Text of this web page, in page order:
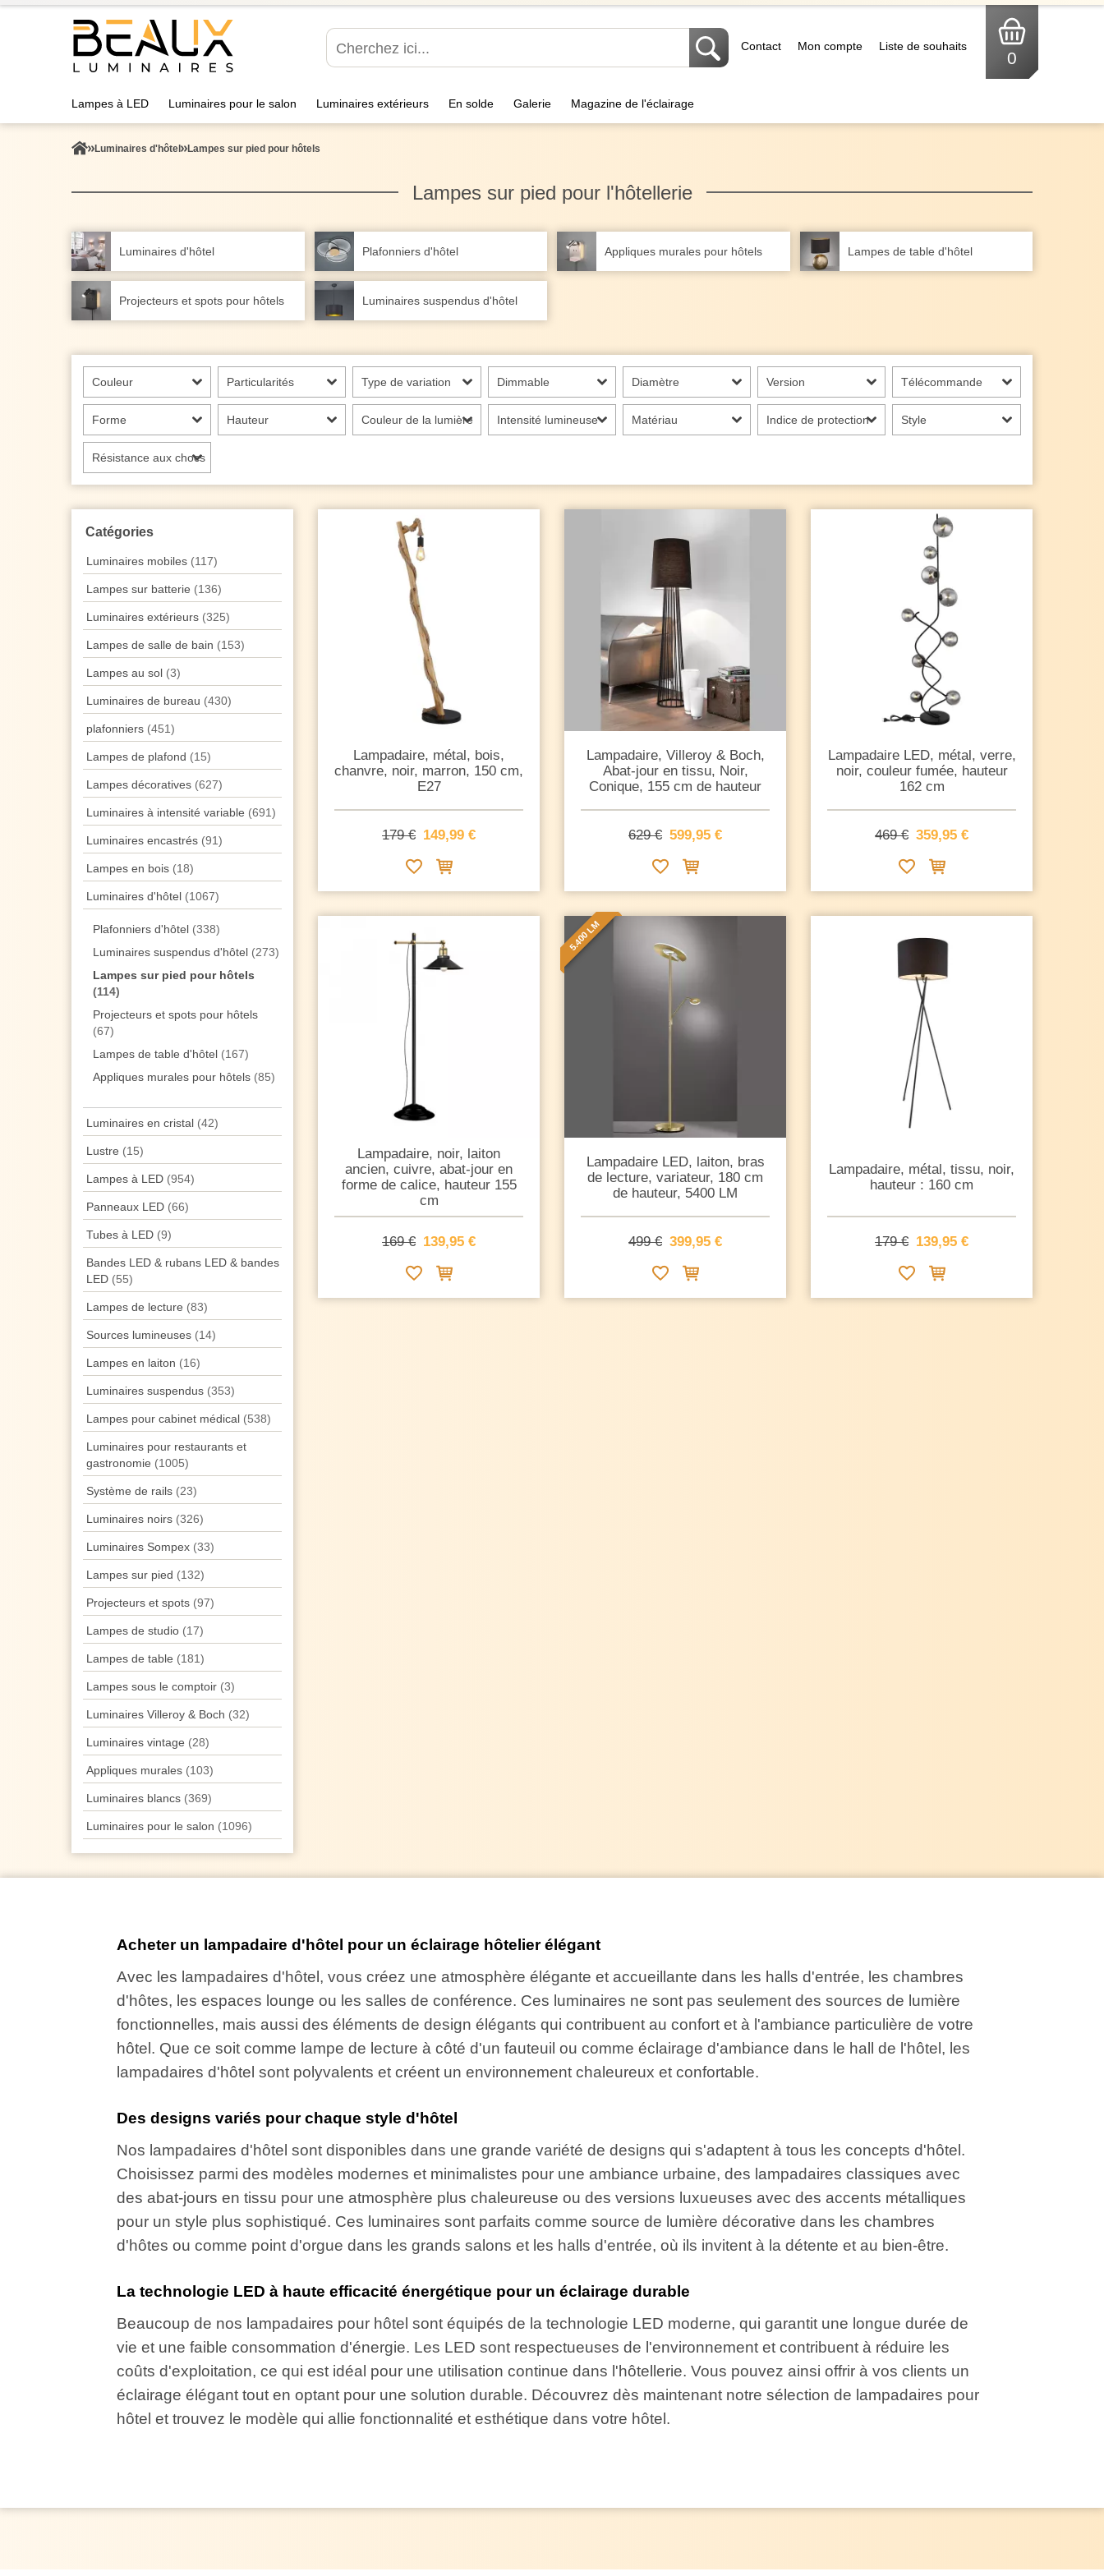
Contact Mon compte Liste de souhaits
0
Lampes à LED Luminaires pour le salon Luminaires extérieurs En solde Galerie Magazine de l'éclairage
Luminaires d'hôtel Lampes sur pied pour hôtels
Lampes sur pied pour l'hôtellerie
Luminaires d'hôtel Plafonniers d'hôtel Appliques murales pour hôtels Lampes de table d'hôtel
Projecteurs et spots pour hôtels Luminaires suspendus d'hôtel
Couleur Particularités Type de variation Dimmable Diamètre Version Télécommande
Forme Hauteur Couleur de la lumière Intensité lumineuse Matériau Indice de protection Style
Résistance aux chocs
Catégories
Luminaires mobiles (117)
Lampes sur batterie (136)
Luminaires extérieurs (325)
Lampes de salle de bain (153)
Lampes au sol (3)
Luminaires de bureau (430)
plafonniers (451)
Lampes de plafond (15)
Lampes décoratives (627)
Luminaires à intensité variable (691)
Luminaires encastrés (91)
Lampes en bois (18)
Luminaires d'hôtel (1067)
Plafonniers d'hôtel (338)
Luminaires suspendus d'hôtel (273)
Lampes sur pied pour hôtels
(114)
Projecteurs et spots pour hôtels
(67)
Lampes de table d'hôtel (167)
Appliques murales pour hôtels (85)
Luminaires en cristal (42)
Lustre (15)
Lampes à LED (954)
Panneaux LED (66)
Tubes à LED (9)
Bandes LED & rubans LED & bandes
LED (55)
Lampes de lecture (83)
Sources lumineuses (14)
Lampes en laiton (16)
Luminaires suspendus (353)
Lampes pour cabinet médical (538)
Luminaires pour restaurants et
gastronomie (1005)
Système de rails (23)
Luminaires noirs (326)
Luminaires Sompex (33)
Lampes sur pied (132)
Projecteurs et spots (97)
Lampes de studio (17)
Lampes de table (181)
Lampes sous le comptoir (3)
Luminaires Villeroy & Boch (32)
Luminaires vintage (28)
Appliques murales (103)
Luminaires blancs (369)
Luminaires pour le salon (1096)
Lampadaire, métal, bois,
chanvre, noir, marron, 150 cm,
E27
179 € 149,99 €
Lampadaire, Villeroy & Boch,
Abat-jour en tissu, Noir,
Conique, 155 cm de hauteur
629 € 599,95 €
Lampadaire LED, métal, verre,
noir, couleur fumée, hauteur
162 cm
469 € 359,95 €
Lampadaire, noir, laiton
ancien, cuivre, abat-jour en
forme de calice, hauteur 155
cm
169 € 139,95 €
5.400 LM
Lampadaire LED, laiton, bras
de lecture, variateur, 180 cm
de hauteur, 5400 LM
499 € 399,95 €
Lampadaire, métal, tissu, noir,
hauteur : 160 cm
179 € 139,95 €
Acheter un lampadaire d'hôtel pour un éclairage hôtelier élégant
Avec les lampadaires d'hôtel, vous créez une atmosphère élégante et accueillante dans les halls d'entrée, les chambres
d'hôtes, les espaces lounge ou les salles de conférence. Ces luminaires ne sont pas seulement des sources de lumière
fonctionnelles, mais aussi des éléments de design élégants qui contribuent au confort et à l'ambiance particulière de votre
hôtel. Que ce soit comme lampe de lecture à côté d'un fauteuil ou comme éclairage d'ambiance dans le hall de l'hôtel, les
lampadaires d'hôtel sont polyvalents et créent un environnement chaleureux et confortable.
Des designs variés pour chaque style d'hôtel
Nos lampadaires d'hôtel sont disponibles dans une grande variété de designs qui s'adaptent à tous les concepts d'hôtel.
Choisissez parmi des modèles modernes et minimalistes pour une ambiance urbaine, des lampadaires classiques avec
des abat-jours en tissu pour une atmosphère plus chaleureuse ou des versions luxueuses avec des accents métalliques
pour un style plus sophistiqué. Ces luminaires sont parfaits comme source de lumière décorative dans les chambres
d'hôtes ou comme point d'orgue dans les grands salons et les halls d'entrée, où ils invitent à la détente et au bien-être.
La technologie LED à haute efficacité énergétique pour un éclairage durable
Beaucoup de nos lampadaires pour hôtel sont équipés de la technologie LED moderne, qui garantit une longue durée de
vie et une faible consommation d'énergie. Les LED sont respectueuses de l'environnement et contribuent à réduire les
coûts d'exploitation, ce qui est idéal pour une utilisation continue dans l'hôtellerie. Vous pouvez ainsi offrir à vos clients un
éclairage élégant tout en optant pour une solution durable. Découvrez dès maintenant notre sélection de lampadaires pour
hôtel et trouvez le modèle qui allie fonctionnalité et esthétique dans votre hôtel.